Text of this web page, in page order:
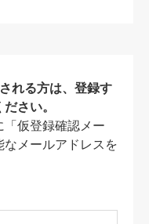
れる方は、登録す
さい。
仮登録確認メー
メールアドレスを